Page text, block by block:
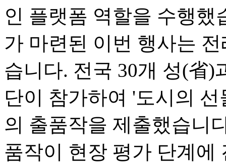
인 플랫폼 역할을 수행
가 마련된 이번 행사는
습니다. 전국 30개 성(省)
단이 참가하여 '도시의
의 출품작을 제출했습니
품작이 현장 평가 단계에